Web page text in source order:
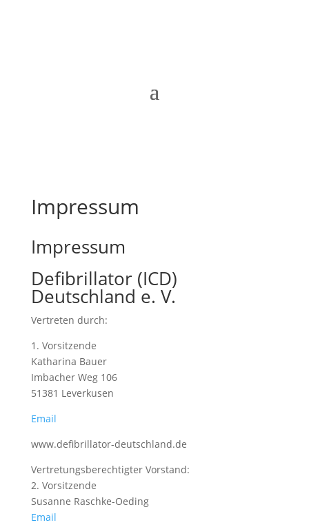
Impressum
Impressum
Defibrillator (ICD)
Deutschland e. V.
Vertreten durch:
1. Vorsitzende
Katharina Bauer
Imbacher Weg 106
51381 Leverkusen
Email
www.defibrillator-deutschland.de
Vertretungsberechtigter Vorstand:
2. Vorsitzende
Susanne Raschke-Oeding
Email